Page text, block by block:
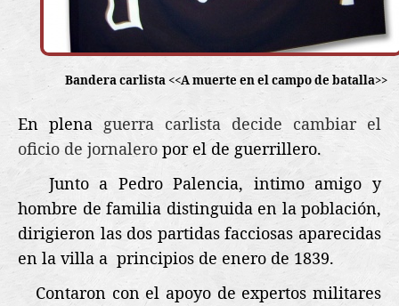
Bandera carlista <<A muerte en el campo de batalla>>
En plena guerra carlista decide cambiar el
oficio de jornalero por el de guerrillero.
Junto a Pedro Palencia, intimo amigo y
hombre de familia distinguida en la población,
dirigieron las dos partidas facciosas aparecidas
en la villa a principios de enero de 1839.
Contaron con el apoyo de expertos militares